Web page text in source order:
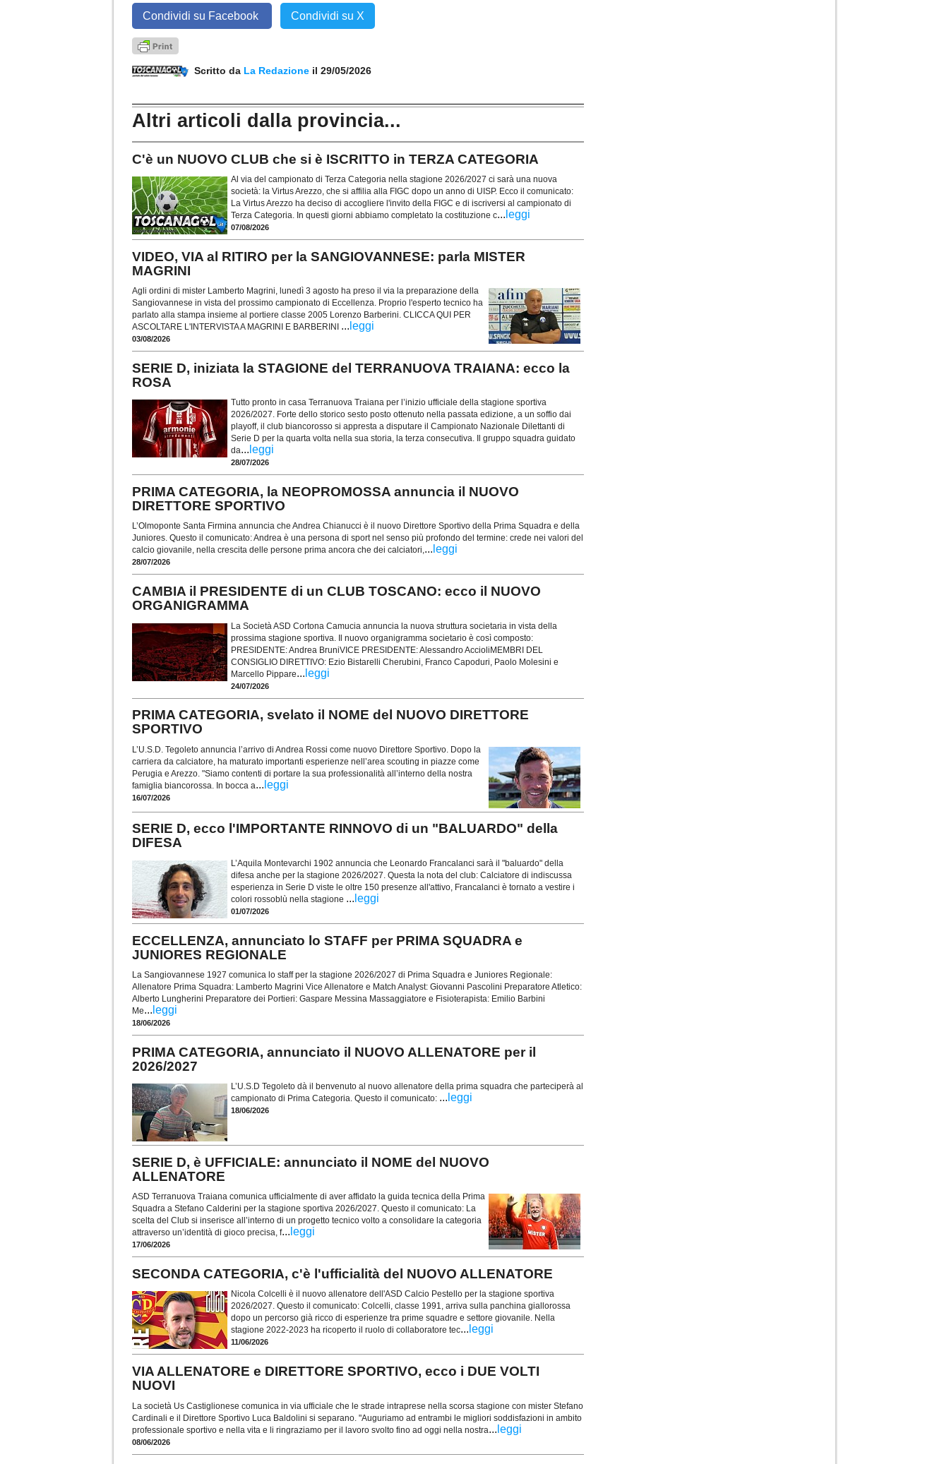
Condividi su Facebook Condividi su X
Scritto da La Redazione il 29/05/2026
Altri articoli dalla provincia...
C'è un NUOVO CLUB che si è ISCRITTO in TERZA CATEGORIA
Al via del campionato di Terza Categoria nella stagione 2026/2027 ci sarà una nuova
società: la Virtus Arezzo, che si affilia alla FIGC dopo un anno di UISP. Ecco il comunicato:
La Virtus Arezzo ha deciso di accogliere l'invito della FIGC e di iscriversi al campionato di
Terza Categoria. In questi giorni abbiamo completato la costituzione c... leggi
07/08/2026
VIDEO, VIA al RITIRO per la SANGIOVANNESE: parla MISTER
MAGRINI
Agli ordini di mister Lamberto Magrini, lunedì 3 agosto ha preso il via la preparazione della
Sangiovannese in vista del prossimo campionato di Eccellenza. Proprio l'esperto tecnico ha
parlato alla stampa insieme al portiere classe 2005 Lorenzo Barberini. CLICCA QUI PER
ASCOLTARE L'INTERVISTA A MAGRINI E BARBERINI ... leggi
03/08/2026
SERIE D, iniziata la STAGIONE del TERRANUOVA TRAIANA: ecco la
ROSA
Tutto pronto in casa Terranuova Traiana per l’inizio ufficiale della stagione sportiva
2026/2027. Forte dello storico sesto posto ottenuto nella passata edizione, a un soffio dai
playoff, il club biancorosso si appresta a disputare il Campionato Nazionale Dilettanti di
Serie D per la quarta volta nella sua storia, la terza consecutiva. Il gruppo squadra guidato
da... leggi
28/07/2026
PRIMA CATEGORIA, la NEOPROMOSSA annuncia il NUOVO
DIRETTORE SPORTIVO
L’Olmoponte Santa Firmina annuncia che Andrea Chianucci è il nuovo Direttore Sportivo della Prima Squadra e della
Juniores. Questo il comunicato: Andrea è una persona di sport nel senso più profondo del termine: crede nei valori del
calcio giovanile, nella crescita delle persone prima ancora che dei calciatori,... leggi
28/07/2026
CAMBIA il PRESIDENTE di un CLUB TOSCANO: ecco il NUOVO
ORGANIGRAMMA
La Società ASD Cortona Camucia annuncia la nuova struttura societaria in vista della
prossima stagione sportiva. Il nuovo organigramma societario è così composto:
PRESIDENTE: Andrea BruniVICE PRESIDENTE: Alessandro AccioliMEMBRI DEL
CONSIGLIO DIRETTIVO: Ezio Bistarelli Cherubini, Franco Capoduri, Paolo Molesini e
Marcello Pippare... leggi
24/07/2026
PRIMA CATEGORIA, svelato il NOME del NUOVO DIRETTORE
SPORTIVO
L’U.S.D. Tegoleto annuncia l’arrivo di Andrea Rossi come nuovo Direttore Sportivo. Dopo la
carriera da calciatore, ha maturato importanti esperienze nell’area scouting in piazze come
Perugia e Arezzo. "Siamo contenti di portare la sua professionalità all’interno della nostra
famiglia biancorossa. In bocca a... leggi
16/07/2026
SERIE D, ecco l'IMPORTANTE RINNOVO di un "BALUARDO" della
DIFESA
L’Aquila Montevarchi 1902 annuncia che Leonardo Francalanci sarà il "baluardo" della
difesa anche per la stagione 2026/2027. Questa la nota del club: Calciatore di indiscussa
esperienza in Serie D viste le oltre 150 presenze all'attivo, Francalanci è tornato a vestire i
colori rossoblù nella stagione ... leggi
01/07/2026
ECCELLENZA, annunciato lo STAFF per PRIMA SQUADRA e
JUNIORES REGIONALE
La Sangiovannese 1927 comunica lo staff per la stagione 2026/2027 di Prima Squadra e Juniores Regionale:
Allenatore Prima Squadra: Lamberto Magrini Vice Allenatore e Match Analyst: Giovanni Pascolini Preparatore Atletico:
Alberto Lungherini Preparatore dei Portieri: Gaspare Messina Massaggiatore e Fisioterapista: Emilio Barbini
Me... leggi
18/06/2026
PRIMA CATEGORIA, annunciato il NUOVO ALLENATORE per il
2026/2027
L’U.S.D Tegoleto dà il benvenuto al nuovo allenatore della prima squadra che parteciperà al
campionato di Prima Categoria. Questo il comunicato: ... leggi
18/06/2026
SERIE D, è UFFICIALE: annunciato il NOME del NUOVO
ALLENATORE
ASD Terranuova Traiana comunica ufficialmente di aver affidato la guida tecnica della Prima
Squadra a Stefano Calderini per la stagione sportiva 2026/2027. Questo il comunicato: La
scelta del Club si inserisce all’interno di un progetto tecnico volto a consolidare la categoria
attraverso un’identità di gioco precisa, f... leggi
17/06/2026
SECONDA CATEGORIA, c'è l'ufficialità del NUOVO ALLENATORE
Nicola Colcelli è il nuovo allenatore dell'ASD Calcio Pestello per la stagione sportiva
2026/2027. Questo il comunicato: Colcelli, classe 1991, arriva sulla panchina giallorossa
dopo un percorso già ricco di esperienze tra prime squadre e settore giovanile. Nella
stagione 2022-2023 ha ricoperto il ruolo di collaboratore tec... leggi
11/06/2026
VIA ALLENATORE e DIRETTORE SPORTIVO, ecco i DUE VOLTI
NUOVI
La società Us Castiglionese comunica in via ufficiale che le strade intraprese nella scorsa stagione con mister Stefano
Cardinali e il Direttore Sportivo Luca Baldolini si separano. "Auguriamo ad entrambi le migliori soddisfazioni in ambito
professionale sportivo e nella vita e li ringraziamo per il lavoro svolto fino ad oggi nella nostra... leggi
08/06/2026